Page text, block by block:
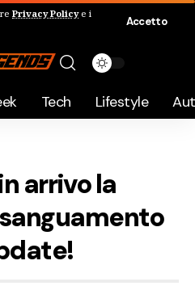
Privacy Policye i
Accetto
Tech Lifestyle
arrivo la